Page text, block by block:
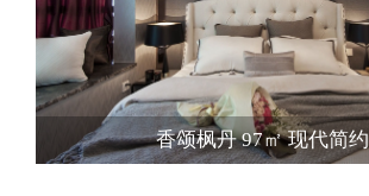
香颂枫丹 97㎡ 现代简约